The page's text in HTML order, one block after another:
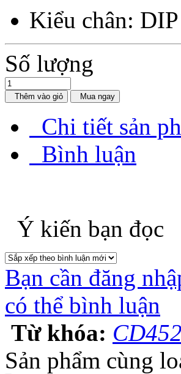
Kiểu chân:
Số lượng
Thêm vào giỏ Mua ngay
Chi tiết sản
Bình luận
Ý kiến bạn đọc
Bạn cần đăng
có thể bình luận
Từ khóa:
Sản phẩm cùng